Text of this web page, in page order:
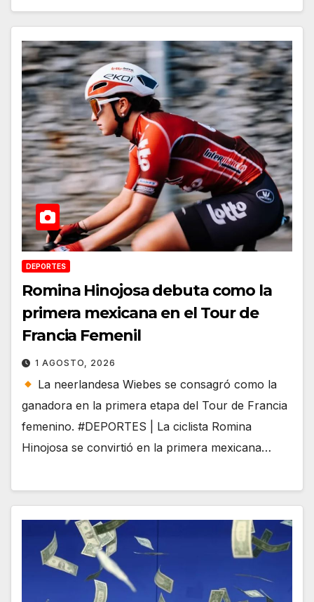
DEPORTES
Romina Hinojosa debuta como la
primera mexicana en el Tour de
Francia Femenil
1 AGOSTO, 2026
La neerlandesa Wiebes se consagró como la
ganadora en la primera etapa del Tour de Francia
femenino. #DEPORTES | La ciclista Romina
Hinojosa se convirtió en la primera mexicana…